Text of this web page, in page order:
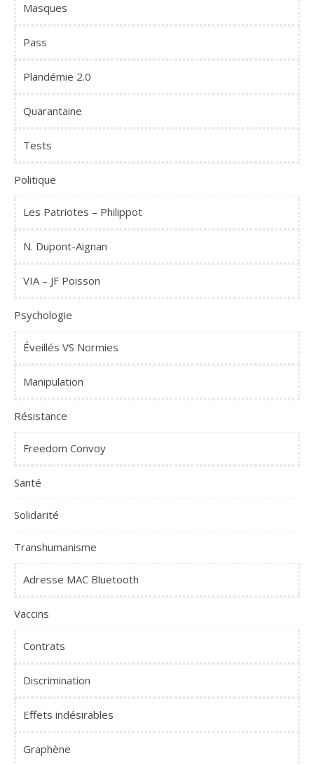
Masques
Pass
Plandémie 2.0
Quarantaine
Tests
Politique
Les Patriotes – Philippot
N. Dupont-Aignan
VIA – JF Poisson
Psychologie
Éveillés VS Normies
Manipulation
Résistance
Freedom Convoy
Santé
Solidarité
Transhumanisme
Adresse MAC Bluetooth
Vaccins
Contrats
Discrimination
Effets indésirables
Graphène